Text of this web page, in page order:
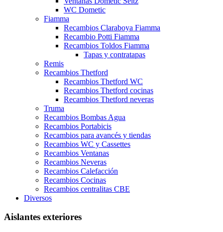
WC Dometic
Fiamma
Recambios Claraboya Fiamma
Recambio Potti Fiamma
Recambios Toldos Fiamma
Tapas y contratapas
Remis
Recambios Thetford
Recambios Thetford WC
Recambios Thetford cocinas
Recambios Thetford neveras
Truma
Recambios Bombas Agua
Recambios Portabicis
Recambios para avancés y tiendas
Recambios WC y Cassettes
Recambios Ventanas
Recambios Neveras
Recambios Calefacción
Recambios Cocinas
Recambios centralitas CBE
Diversos
Aislantes exteriores